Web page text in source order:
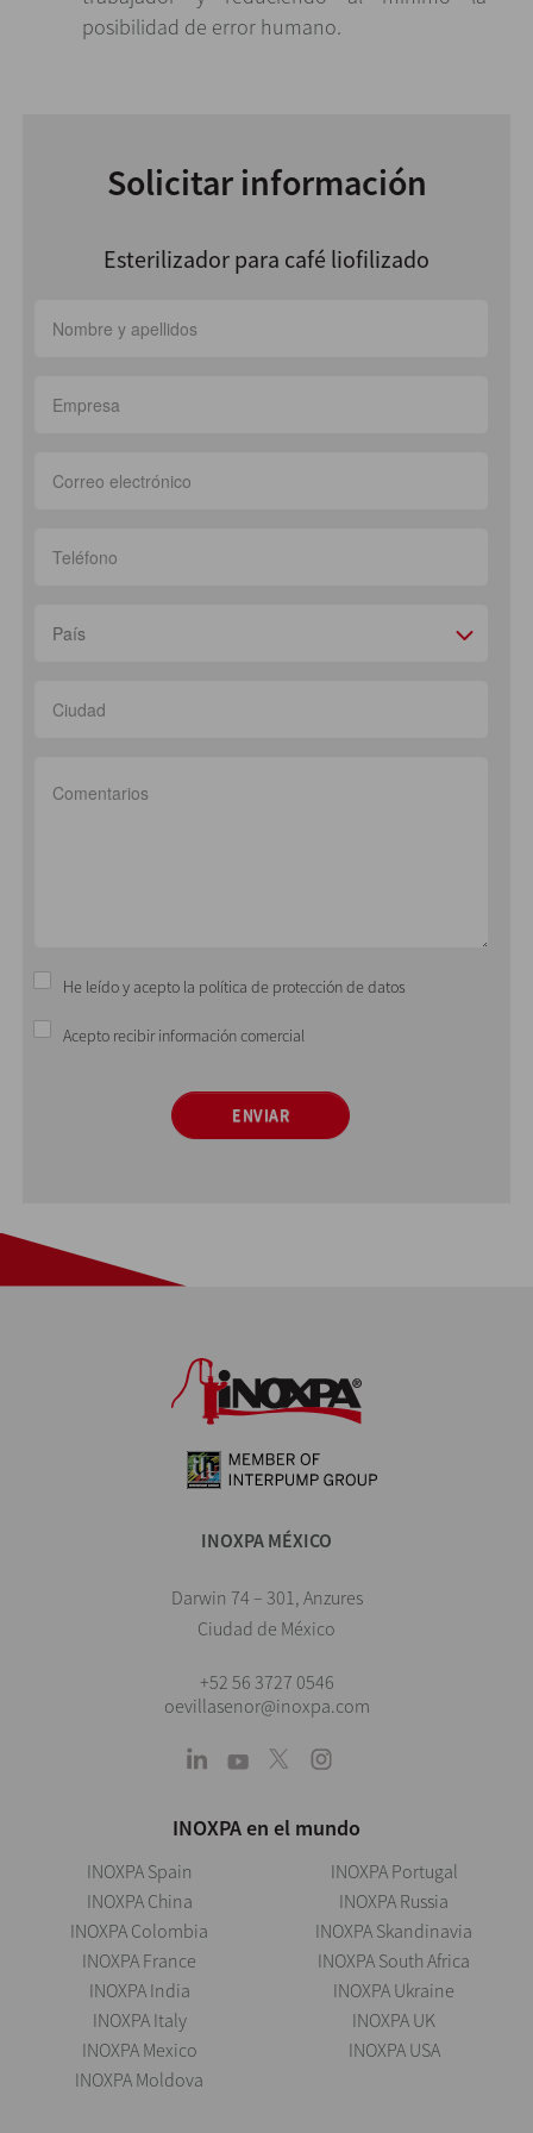
posibilidad de error humano.
Solicitar información
Esterilizador para café liofilizado
País
He leído y acepto la política de protección de datos
Acepto recibir información comercial
ENVIAR
INOXPA MÉXICO
Darwin 74 – 301, Anzures
Ciudad de México
+52 56 3727 0546
oevillasenor@inoxpa.com
INOXPA en el mundo
INOXPA Spain
INOXPA China
INOXPA Colombia
INOXPA France
INOXPA India
INOXPA Italy
INOXPA Mexico
INOXPA Moldova
INOXPA Portugal
INOXPA Russia
INOXPA Skandinavia
INOXPA South Africa
INOXPA Ukraine
INOXPA UK
INOXPA USA